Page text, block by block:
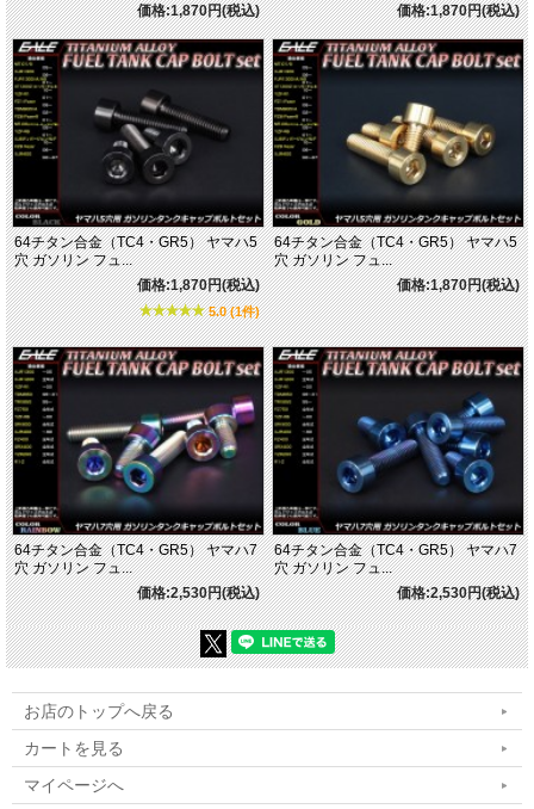
価格:1,870円(税込)
価格:1,870円(税込)
64チタン合金（TC4・GR5） ヤマハ5
穴 ガソリン フュ...
価格:1,870円(税込)
5.0 (1件)
64チタン合金（TC4・GR5） ヤマハ5
穴 ガソリン フュ...
価格:1,870円(税込)
64チタン合金（TC4・GR5） ヤマハ7
穴 ガソリン フュ...
価格:2,530円(税込)
64チタン合金（TC4・GR5） ヤマハ7
穴 ガソリン フュ...
価格:2,530円(税込)
お店のトップへ戻る
カートを見る
マイページへ